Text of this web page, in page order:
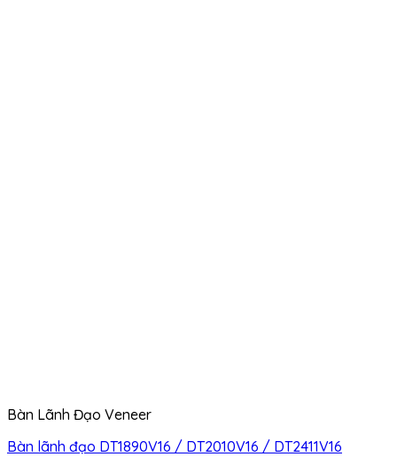
Bàn Lãnh Đạo Veneer
Bàn lãnh đạo DT1890V16 / DT2010V16 / DT2411V16